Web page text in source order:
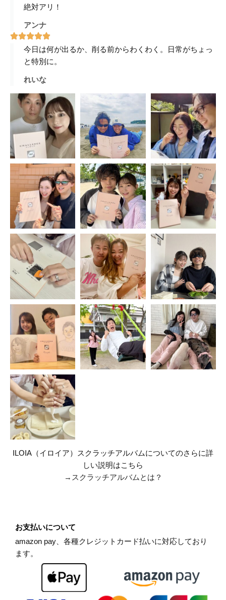
絶対アリ！
アンナ
今日は何が出るか、削る前からわくわく。日常がちょっ
と特別に。
れいな
ILOIA（イロイア）スクラッチアルバムについてのさらに詳
しい説明はこちら
→スクラッチアルバムとは？
お支払いについて
amazon pay、各種クレジットカード払いに対応しており
ます。